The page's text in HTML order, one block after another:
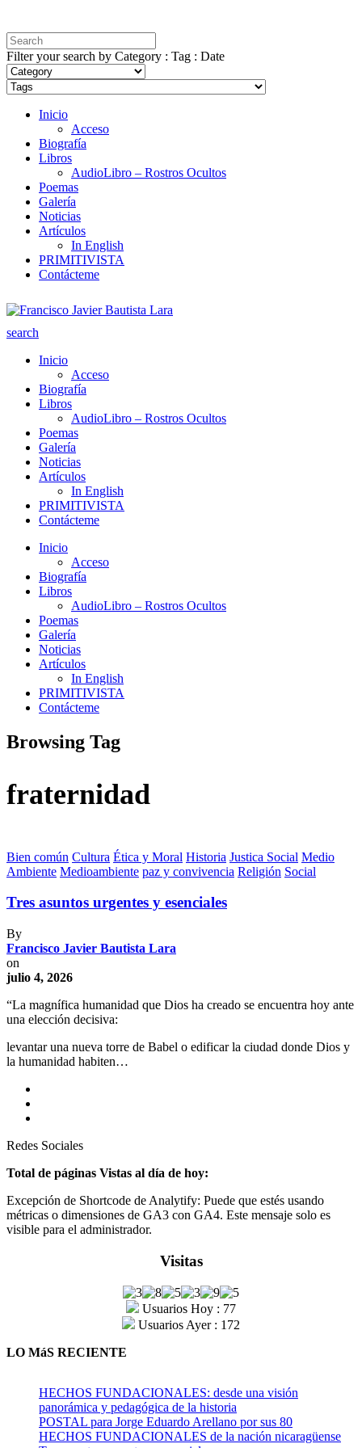
Filter your search by Category : Tag : Date
Inicio
Acceso
Biografía
Libros
AudioLibro – Rostros Ocultos
Poemas
Galería
Noticias
Artículos
In English
PRIMITIVISTA
Contácteme
search
Inicio
Acceso
Biografía
Libros
AudioLibro – Rostros Ocultos
Poemas
Galería
Noticias
Artículos
In English
PRIMITIVISTA
Contácteme
Inicio
Acceso
Biografía
Libros
AudioLibro – Rostros Ocultos
Poemas
Galería
Noticias
Artículos
In English
PRIMITIVISTA
Contácteme
Browsing Tag
fraternidad
Bien común Cultura Ética y Moral Historia Justica Social Medio
Ambiente Medioambiente paz y convivencia Religión Social
Tres asuntos urgentes y esenciales
By
Francisco Javier Bautista Lara
on
julio 4, 2026
“La magnífica humanidad que Dios ha creado se encuentra hoy ante
una elección decisiva:
levantar una nueva torre de Babel o edificar la ciudad donde Dios y
la humanidad habiten…
Redes Sociales
Total de páginas Vistas al día de hoy:
Excepción de Shortcode de Analytify: Puede que estés usando
métricas o dimensiones de GA3 con GA4. Este mensaje solo es
visible para el administrador.
Visitas
Usuarios Hoy : 77
Usuarios Ayer : 172
LO MáS RECIENTE
HECHOS FUNDACIONALES: desde una visión
panorámica y pedagógica de la historia
POSTAL para Jorge Eduardo Arellano por sus 80
HECHOS FUNDACIONALES de la nación nicaragüense